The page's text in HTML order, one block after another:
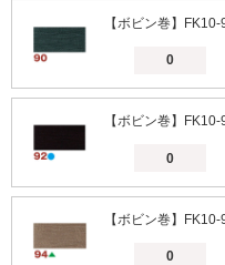
【ボビン巻】FK10-
【ボビン巻】FK10-
【ボビン巻】FK10-